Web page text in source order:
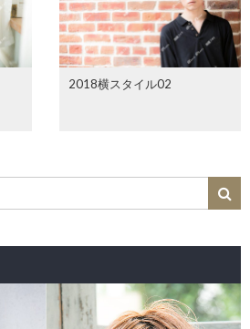
2018横スタイル02